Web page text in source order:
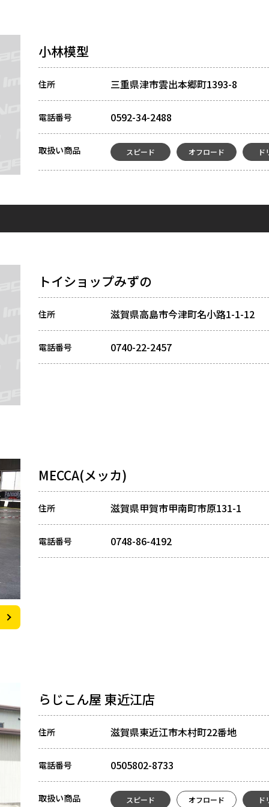
小林模型
住所 三重県津市雲出本郷町1393-8
電話番号 0592-34-2488
取扱い商品 スピード オフロード ド
トイショップみずの
住所 滋賀県高島市今津町名小路1-1-12
電話番号 0740-22-2457
MECCA(メッカ)
住所 滋賀県甲賀市甲南町市原131-1
電話番号 0748-86-4192
らじこん屋 東近江店
住所 滋賀県東近江市木村町22番地
電話番号 0505802-8733
取扱い商品 スピード オフロード ド